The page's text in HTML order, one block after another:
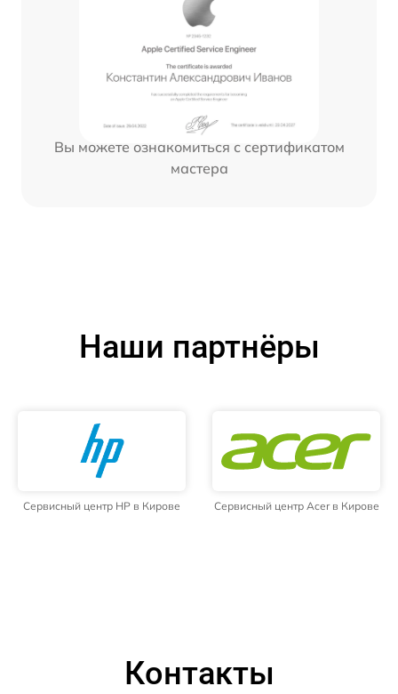
Вы можете ознакомиться с сертификатом
мастера
Наши партнёры
Сервисный центр HP в Кирове Сервисный центр Acer в Кирове
Контакты